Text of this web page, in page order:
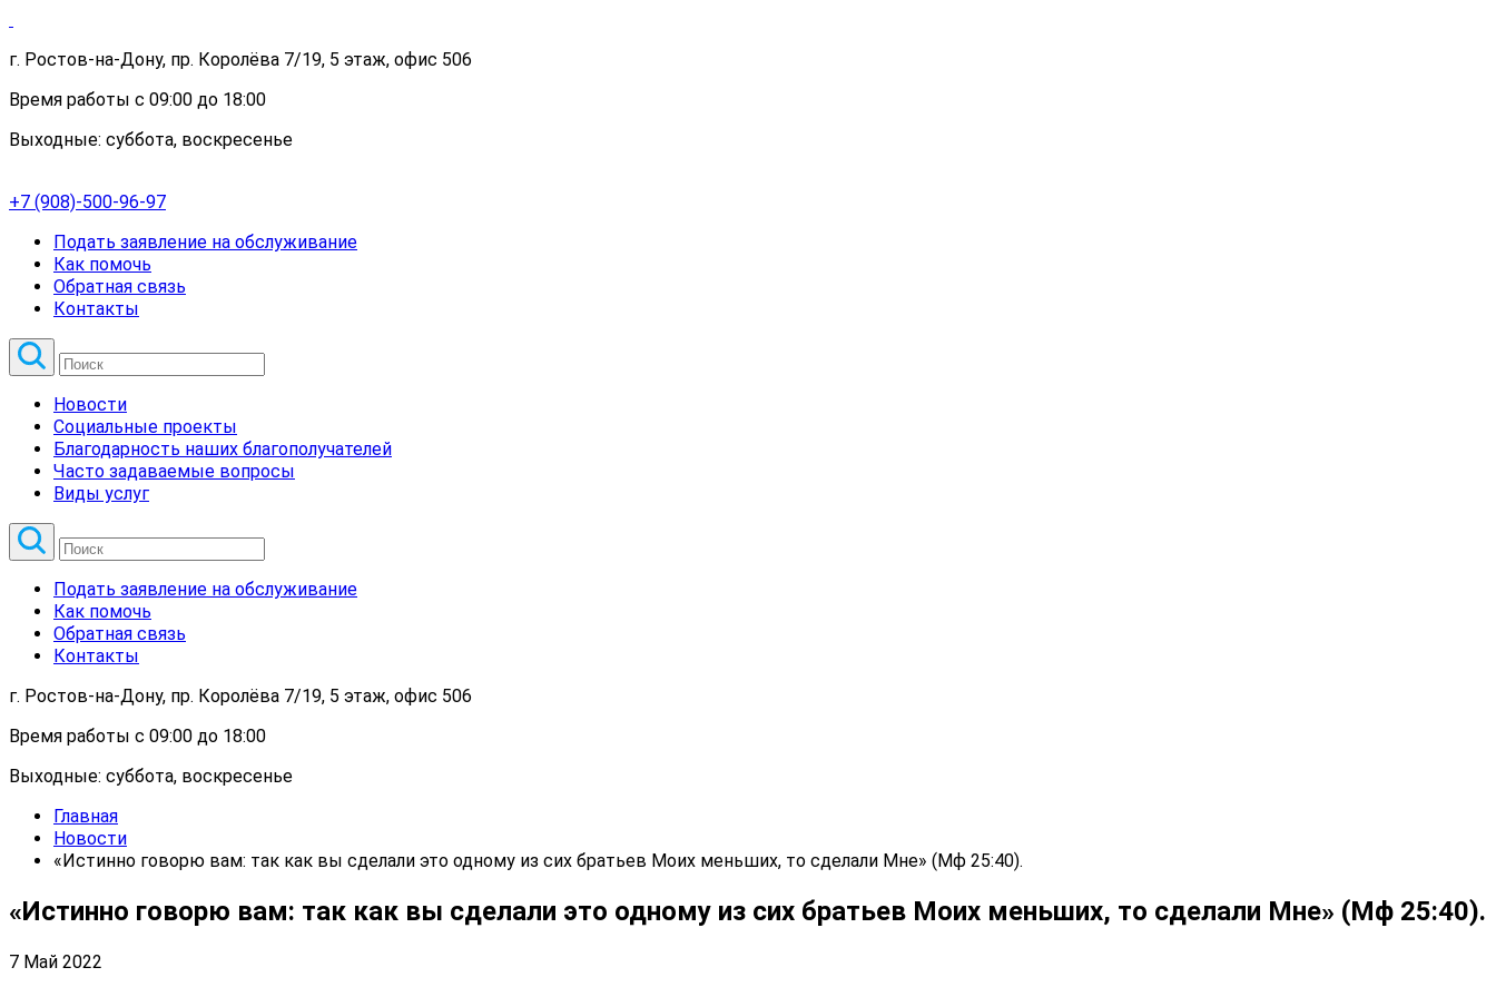
г. Ростов-на-Дону, пр. Королёва 7/19, 5 этаж, офис 506
Время работы с 09:00 до 18:00
Выходные: суббота, воскресенье
+7 (908)-500-96-97
Подать заявление на обслуживание
Как помочь
Обратная связь
Контакты
Новости
Социальные проекты
Благодарность наших благополучателей
Часто задаваемые вопросы
Виды услуг
Подать заявление на обслуживание
Как помочь
Обратная связь
Контакты
г. Ростов-на-Дону, пр. Королёва 7/19, 5 этаж, офис 506
Время работы с 09:00 до 18:00
Выходные: суббота, воскресенье
Главная
Новости
«Истинно говорю вам: так как вы сделали это одному из сих братьев Моих меньших, то сделали Мне» (Мф 25:40).
«Истинно говорю вам: так как вы сделали это одному из сих братьев Моих меньших, то сделали Мне» (Мф 25:40).
7 Май 2022